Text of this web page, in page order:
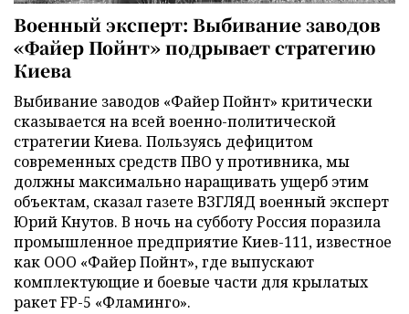
Военный эксперт: Выбивание заводов
«Файер Пойнт» подрывает стратегию
Киева
Выбивание заводов «Файер Пойнт» критически
сказывается на всей военно-политической
стратегии Киева. Пользуясь дефицитом
современных средств ПВО у противника, мы
должны максимально наращивать ущерб этим
объектам, сказал газете ВЗГЛЯД военный эксперт
Юрий Кнутов. В ночь на субботу Россия поразила
промышленное предприятие Киев-111, известное
как ООО «Файер Пойнт», где выпускают
комплектующие и боевые части для крылатых
ракет FP-5 «Фламинго».